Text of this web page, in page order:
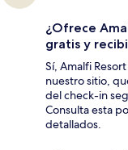
¿Ofrece
gratis y
Sí, Amalfi
nuestro sitio,
del check-in
Consulta esta
detallados.